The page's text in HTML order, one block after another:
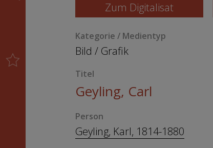
Zum Digitalisat
Kategorie / Medientyp
Bild / Grafik
Titel
Geyling, Carl
Person
Geyling, Karl, 1814-1880